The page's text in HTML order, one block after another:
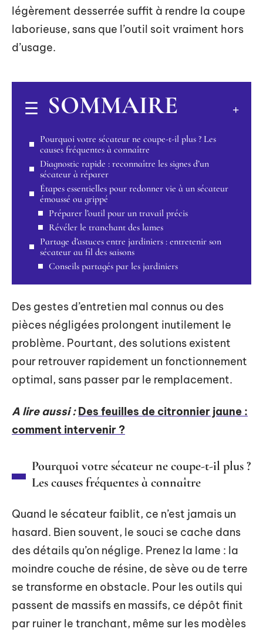
légèrement desserrée suffit à rendre la coupe
laborieuse, sans que l’outil soit vraiment hors
d’usage.
SOMMAIRE
Pourquoi votre sécateur ne coupe-t-il plus ? Les
causes fréquentes à connaître
Diagnostic rapide : reconnaître les signes d’un
sécateur à réparer
Étapes essentielles pour redonner vie à un sécateur
émoussé ou grippé
Préparer l’outil pour un travail précis
Révéler le tranchant des lames
Partage d’astuces entre jardiniers : entretenir son
sécateur au fil des saisons
Conseils partagés par les jardiniers
Des gestes d’entretien mal connus ou des
pièces négligées prolongent inutilement le
problème. Pourtant, des solutions existent
pour retrouver rapidement un fonctionnement
optimal, sans passer par le remplacement.
A lire aussi : Des feuilles de citronnier jaune :
comment intervenir ?
Pourquoi votre sécateur ne coupe-t-il plus ?
Les causes fréquentes à connaître
Quand le sécateur faiblit, ce n’est jamais un
hasard. Bien souvent, le souci se cache dans
des détails qu’on néglige. Prenez la lame : la
moindre couche de résine, de sève ou de terre
se transforme en obstacle. Pour les outils qui
passent de massifs en massifs, ce dépôt finit
par ruiner le tranchant, même sur les modèles